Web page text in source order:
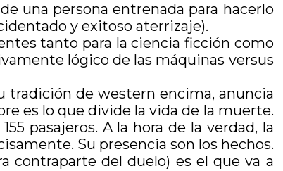
una persona entrenada para hacerlo
y exitoso aterrizaje).
tanto para la ciencia ficción como
lógico de las máquinas versus
tradición de western encima, anuncia
es lo que divide la vida de la muerte.
pasajeros. A la hora de la verdad, la
Su presencia son los hechos.
contraparte del duelo) es el que va a